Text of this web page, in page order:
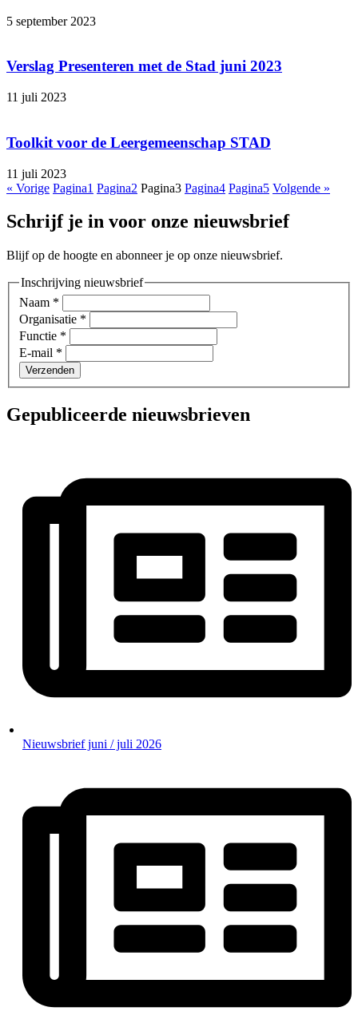
5 september 2023
Verslag Presenteren met de Stad juni 2023
11 juli 2023
Toolkit voor de Leergemeenschap STAD
11 juli 2023
« Vorige Pagina1 Pagina2 Pagina3 Pagina4 Pagina5 Volgende »
Schrijf je in voor onze nieuwsbrief
Blijf op de hoogte en abonneer je op onze nieuwsbrief.
Inschrijving nieuwsbrief
Naam *
Organisatie *
Functie *
E-mail *
Verzenden
Gepubliceerde nieuwsbrieven
Nieuwsbrief juni / juli 2026